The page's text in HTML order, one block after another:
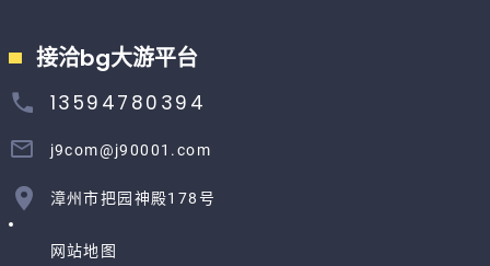
接洽bg大游平台
13594780394
j9com@j90001.com
漳州市把园神殿178号
网站地图